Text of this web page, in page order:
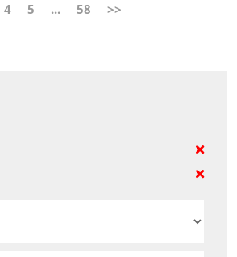
4 5 ... 58 >>